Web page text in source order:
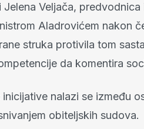
Veljača, predvodnica
Aladrovićem nakon
struka protivila tom
da komentira
nalazi se između
obiteljskih sudova.